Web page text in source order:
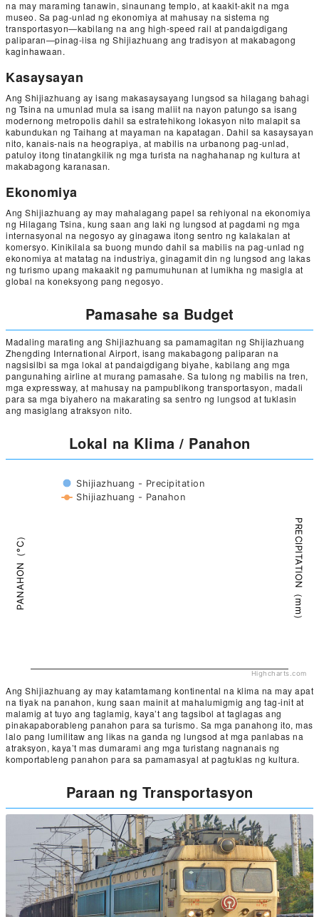
na may maraming tanawin, sinaunang templo, at kaakit-akit na mga
museo. Sa pag-unlad ng ekonomiya at mahusay na sistema ng
transportasyon—kabilang na ang high-speed rail at pandaigdigang
paliparan—pinag-iisa ng Shijiazhuang ang tradisyon at makabagong
kaginhawaan.
Kasaysayan
Ang Shijiazhuang ay isang makasaysayang lungsod sa hilagang bahagi
ng Tsina na umunlad mula sa isang maliit na nayon patungo sa isang
modernong metropolis dahil sa estratehikong lokasyon nito malapit sa
kabundukan ng Taihang at mayaman na kapatagan. Dahil sa kasaysayan
nito, kanais-nais na heograpiya, at mabilis na urbanong pag-unlad,
patuloy itong tinatangkilik ng mga turista na naghahanap ng kultura at
makabagong karanasan.
Ekonomiya
Ang Shijiazhuang ay may mahalagang papel sa rehiyonal na ekonomiya
ng Hilagang Tsina, kung saan ang laki ng lungsod at pagdami ng mga
internasyonal na negosyo ay ginagawa itong sentro ng kalakalan at
komersyo. Kinikilala sa buong mundo dahil sa mabilis na pag-unlad ng
ekonomiya at matatag na industriya, ginagamit din ng lungsod ang lakas
ng turismo upang makaakit ng pamumuhunan at lumikha ng masigla at
global na koneksyong pang negosyo.
Pamasahe sa Budget
Madaling marating ang Shijiazhuang sa pamamagitan ng Shijiazhuang
Zhengding International Airport, isang makabagong paliparan na
nagsisilbi sa mga lokal at pandaigdigang biyahe, kabilang ang mga
pangunahing airline at murang pamasahe. Sa tulong ng mabilis na tren,
mga expressway, at mahusay na pampublikong transportasyon, madali
para sa mga biyahero na makarating sa sentro ng lungsod at tuklasin
ang masiglang atraksyon nito.
Lokal na Klima / Panahon
PANAHON（°C） PRECIPITATION（mm）
Shijiazhuang - Precipitation
Shijiazhuang - Panahon
Highcharts.com
Ang Shijiazhuang ay may katamtamang kontinental na klima na may apat
na tiyak na panahon, kung saan mainit at mahalumigmig ang tag-init at
malamig at tuyo ang taglamig, kaya’t ang tagsibol at taglagas ang
pinakapaborableng panahon para sa turismo. Sa mga panahong ito, mas
lalo pang lumilitaw ang likas na ganda ng lungsod at mga panlabas na
atraksyon, kaya’t mas dumarami ang mga turistang nagnanais ng
komportableng panahon para sa pamamasyal at pagtuklas ng kultura.
Paraan ng Transportasyon